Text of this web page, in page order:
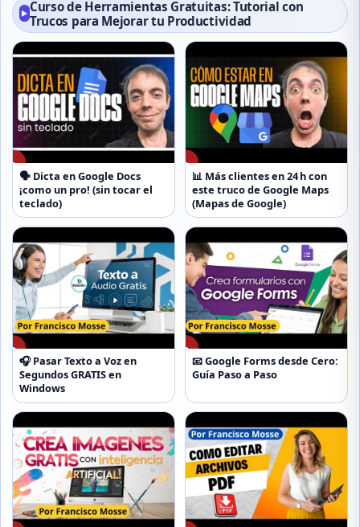
▶ Curso de Herramientas Gratuitas: Tutorial con
Trucos para Mejorar tu Productividad
▶
🗣️ Dicta en Google Docs
¡como un pro! (sin tocar el
teclado)
▶
📊 Más clientes en 24 h con
este truco de Google Maps
(Mapas de Google)
▶
🎧 Pasar Texto a Voz en
Segundos GRATIS en
Windows
▶
📧 Google Forms desde Cero:
Guía Paso a Paso